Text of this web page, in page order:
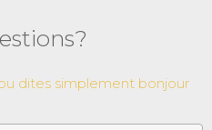
dites simplement bonjour